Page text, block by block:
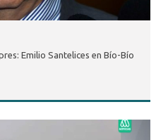
Emilio Santelices en Bío-Bío